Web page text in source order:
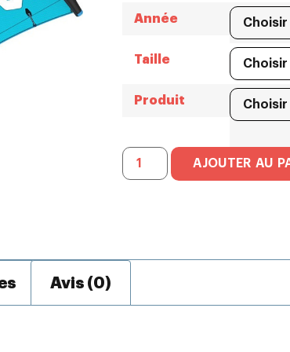
Année
Taille
Produit
AJOUTER AU
Avis (0)